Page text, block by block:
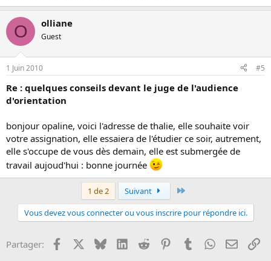
O olliane
Guest
1 Juin 2010 #5
Re : quelques conseils devant le juge de l'audience
d'orientation
bonjour opaline, voici l'adresse de thalie, elle souhaite voir
votre assignation, elle essaiera de l'étudier ce soir, autrement,
elle s'occupe de vous dès demain, elle est submergée de
travail aujoud'hui : bonne journée
1 de 2 Suivant
Vous devez vous connecter ou vous inscrire pour répondre ici.
Partager: Facebook BlueskyLinkedInReddit PinterestTumblrWhatsApp
Email